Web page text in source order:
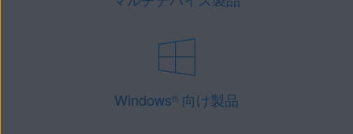
Windows®向け製品